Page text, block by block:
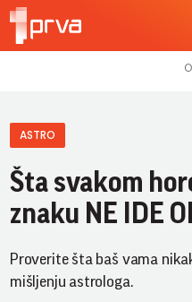
ASTRO
Šta svakom
znaku NE IDE
Proverite šta baš vama
mišljenju astrologa.